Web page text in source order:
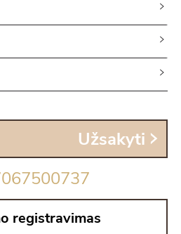
Užsakyti
registravimas